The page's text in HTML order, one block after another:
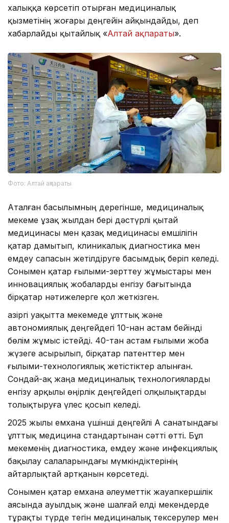
халыққа көрсетіп отырған медициналық
қызметінің жоғары деңгейін айқындайды, деп
хабарлайды қытайлық «Алтай ақпараты».
Фото: Алтай ақпараты
Аталған басылымның дерегінше, медициналық
мекеме ұзақ жылдан бері дәстүрлі қытай
медицинасы мен қазақ медицинасы емшілігін
қатар дамытып, клиникалық диагностика мен
емдеу сапасын жетілдіруге басымдық беріп келеді.
Сонымен қатар ғылыми-зерттеу жұмыстары мен
инновациялық жобаларды енгізу бағытында
бірқатар нәтижелерге қол жеткізген.
Қазіргі уақытта мекемеде ұлттық және
автономиялық деңгейдегі 10-нан астам бейінді
бөлім жұмыс істейді. 40-тан астам ғылыми жоба
жүзеге асырылып, бірқатар патенттер мен
ғылыми-технологиялық жетістіктер алынған.
Сондай-ақ жаңа медициналық технологияларды
енгізу арқылы өңірлік деңгейдегі олқылықтарды
толықтыруға үлес қосып келеді.
2025 жылы емхана үшінші деңгейлі А санатындағы
ұлттық медицина стандартынан сәтті өтті. Бұл
мекеменің диагностика, емдеу және инфекциялық
бақылау салаларындағы мүмкіндіктерінің
айтарлықтай артқанын көрсетеді.
Сонымен қатар емхана әлеуметтік жауапкершілік
аясында ауылдық және шалғай елді мекендерде
тұрақты түрде тегін медициналық тексерулер мен